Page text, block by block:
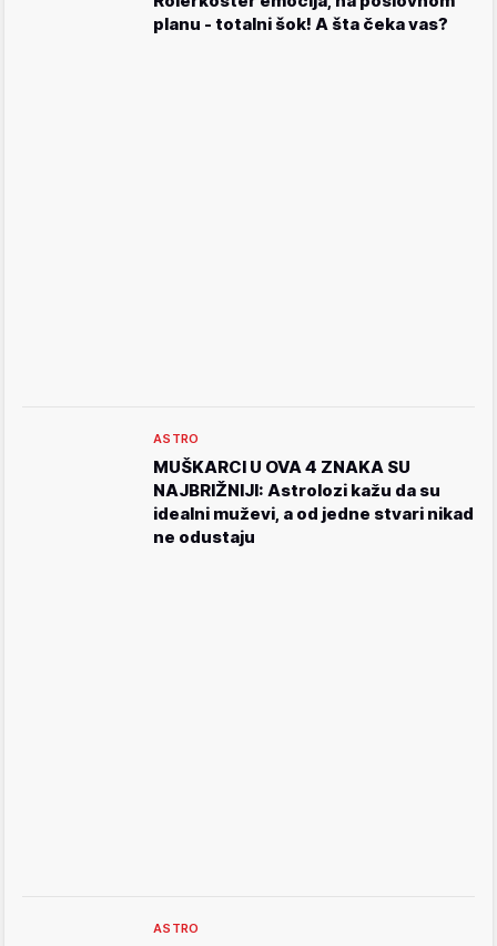
planu - totalni šok! A šta čeka vas?
ASTRO
MUŠKARCI U OVA 4 ZNAKA SU
NAJBRIŽNIJI: Astrolozi kažu da su
idealni muževi, a od jedne stvari nikad
ne odustaju
ASTRO